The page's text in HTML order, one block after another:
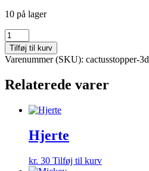
10 på lager
Cactus
3D
antal
Tilføj til kurv
Varenummer (SKU): cactusstopper-3d
Relaterede varer
Hjerte
kr. 30 Tilføj til kurv